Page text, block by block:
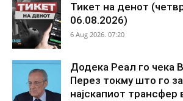
Тикет на денот
06.08.2026)
6 Aug 2026. 07:20
Додека Реал го чека
Перез токму што го
најскапиот трансфер